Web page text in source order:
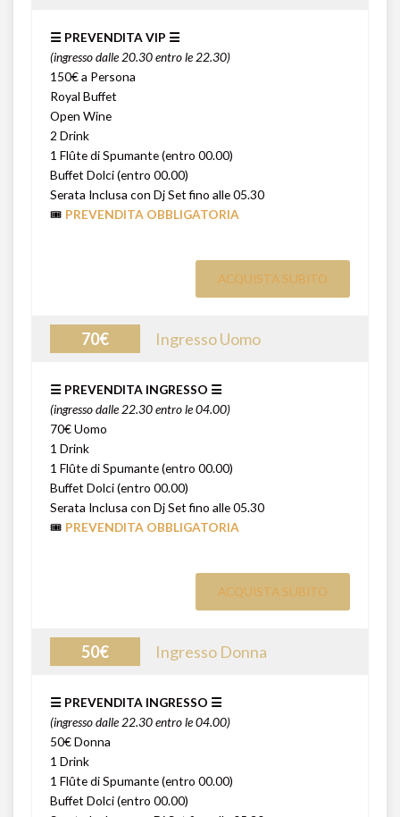
☰ PREVENDITA VIP ☰
(ingresso dalle 20.30 entro le 22.30)
150€ a Persona
Royal Buffet
Open Wine
2 Drink
1 Flûte di Spumante (entro 00.00)
Buffet Dolci (entro 00.00)
Serata Inclusa con Dj Set fino alle 05.30
🎟️ PREVENDITA OBBLIGATORIA
ACQUISTA SUBITO
70€ Ingresso Uomo
☰ PREVENDITA INGRESSO ☰
(ingresso dalle 22.30 entro le 04.00)
70€ Uomo
1 Drink
1 Flûte di Spumante (entro 00.00)
Buffet Dolci (entro 00.00)
Serata Inclusa con Dj Set fino alle 05.30
🎟️ PREVENDITA OBBLIGATORIA
ACQUISTA SUBITO
50€ Ingresso Donna
☰ PREVENDITA INGRESSO ☰
(ingresso dalle 22.30 entro le 04.00)
50€ Donna
1 Drink
1 Flûte di Spumante (entro 00.00)
Buffet Dolci (entro 00.00)